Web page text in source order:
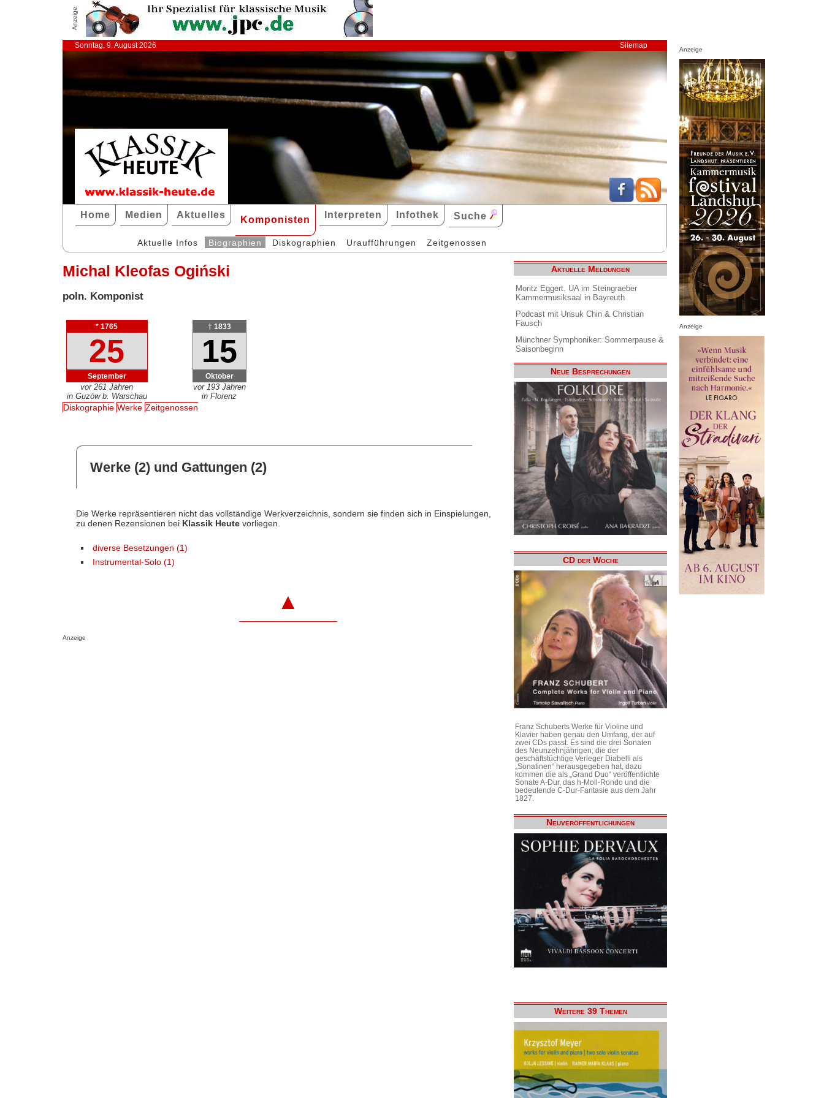
Anzeige
Sonntag, 9. August 2026 Sitemap
Home Medien Aktuelles Komponisten Interpreten Infothek Suche
Aktuelle Infos Biographien Diskographien Uraufführungen Zeitgenossen
Michal Kleofas Ogiński
poln. Komponist
* 1765
25
September
vor 261 Jahren
in Guzów b. Warschau
† 1833
15
Oktober
vor 193 Jahren
in Florenz
Diskographie Werke Zeitgenossen
Werke (2) und Gattungen (2)
Die Werke repräsentieren nicht das vollständige Werkverzeichnis, sondern sie finden sich in Einspielungen,
zu denen Rezensionen bei Klassik Heutevorliegen.
diverse Besetzungen (1)
Instrumental-Solo (1)
▲
Anzeige
Aktuelle Meldungen
Moritz Eggert. UA im Steingraeber
Kammermusiksaal in Bayreuth
Podcast mit Unsuk Chin & Christian
Fausch
Münchner Symphoniker: Sommerpause &
Saisonbeginn
Neue Besprechungen
CD der Woche
Franz Schuberts Werke für Violine und
Klavier haben genau den Umfang, der auf
zwei CDs passt. Es sind die drei Sonaten
des Neunzehnjährigen, die der
geschäftstüchtige Verleger Diabelli als
„Sonatinen“ herausgegeben hat, dazu
kommen die als „Grand Duo“ veröffentlichte
Sonate A-Dur, das h-Moll-Rondo und die
bedeutende C-Dur-Fantasie aus dem Jahr
1827.
Neuveröffentlichungen
Weitere 39 Themen
Anzeige
Anzeige